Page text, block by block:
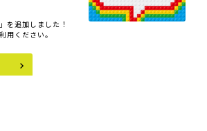
を追加しました！
用ください。